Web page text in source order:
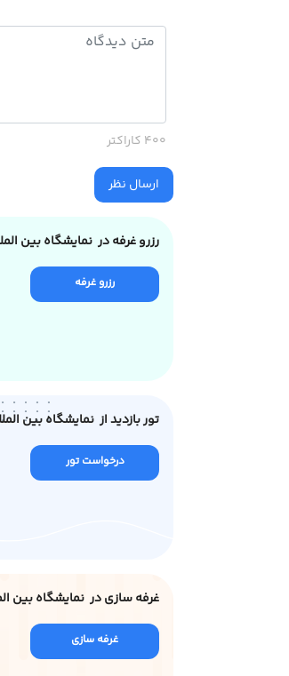
400 کاراکتر
ارسال نظر
رزرو غرفه در نمایشگاه بین
رزرو غرفه
تور بازدید از نمایشگاه بین
درخواست تور
غرفه سازی در نمایشگاه بین
غرفه سازی